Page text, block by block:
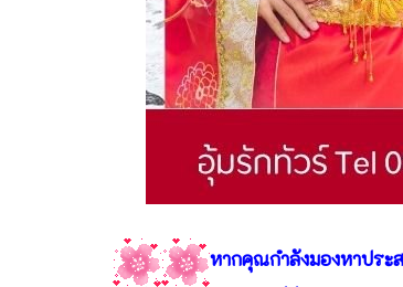
หากคุณกำลังมองหาประ